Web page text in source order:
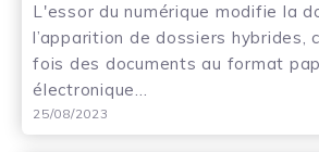
L'essor du numérique modifie la
l’apparition de dossiers hybrides,
fois des documents au format
électronique...
25/08/2023